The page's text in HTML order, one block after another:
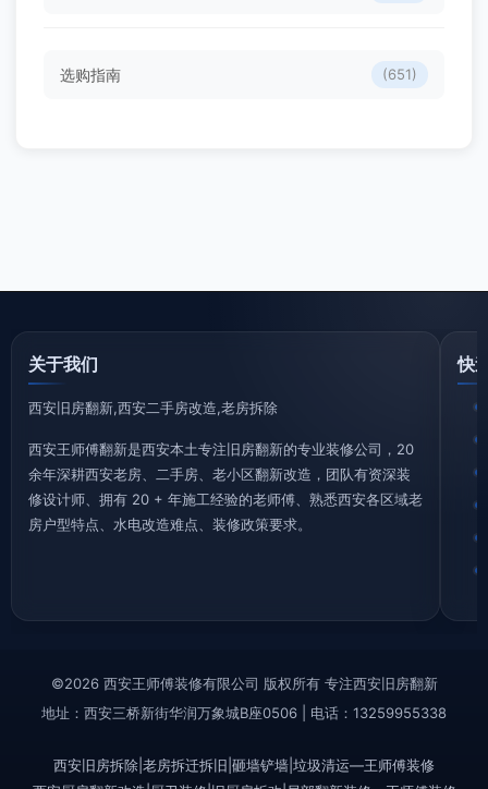
选购指南 (651)
关于我们
西安旧房翻新,西安二手房改造,老房拆除
西安王师傅翻新是西安本土专注旧房翻新的专业装修公司，20
余年深耕西安老房、二手房、老小区翻新改造，团队有资深装
修设计师、拥有 20 + 年施工经验的老师傅、熟悉西安各区域老
房户型特点、水电改造难点、装修政策要求。
快
©2026 西安王师傅装修有限公司 版权所有 专注西安旧房翻新
地址：西安三桥新街华润万象城B座0506 | 电话：13259955338
西安旧房拆除|老房拆迁拆旧|砸墙铲墙|垃圾清运—王师傅装修